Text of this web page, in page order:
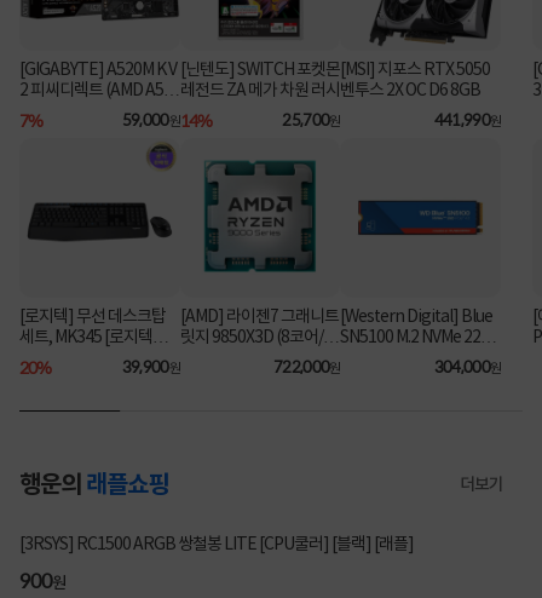
[GIGABYTE] A520M K V
2 피씨디렉트 (AMD A52
0/M-ATX) ⚡플래티넘 특
7% 59,000원
[닌텐도] SWITCH 포켓몬
레전드 ZA 메가 차원 러시
14% 25,700원
[MSI] 지포스 RTX 5050
벤투스 2X OC D6 8GB
441,990원
[로지텍] 무선 데스크탑
세트, MK345 [로지텍코
리아정품] [블랙]
20% 39,900원
[AMD] 라이젠7 그래니트
릿지 9850X3D (8코어/16
스레드/5.6GHz/쿨러미
포함) [멀티팩]
722,000원
[Western Digital] Blue
SN5100 M.2 NVMe 2280
[1TB] ▶ SN5000 후속
304,000원
행운의 래플쇼핑 더보기
2717명 참여
[3RSYS] RC1500 ARGB 쌍철봉 LITE [CPU쿨러] [블랙] [래플]
900원